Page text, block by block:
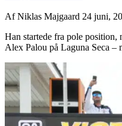
AfNiklas Majgaard 24 juni,
Han startede fra pole position,
Alex Palou på Laguna Seca –